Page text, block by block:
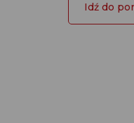
Idź do